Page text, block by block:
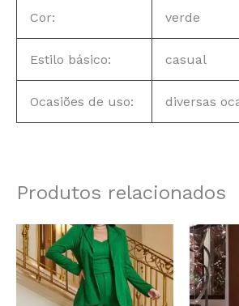
Cor: verde
Estilo básico: casual
Ocasiões de uso: diversas
Produtos relacionados